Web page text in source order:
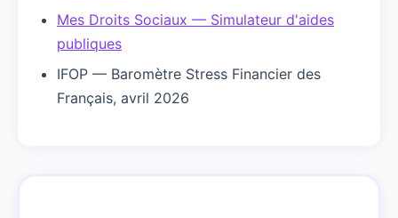
Mes Droits Sociaux — Simulateur d'aides
publiques
IFOP — Baromètre Stress Financier des
Français, avril 2026